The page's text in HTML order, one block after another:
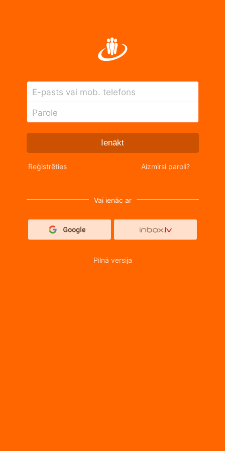
E-pasts vai mob. telefons
Parole
Ienākt
Reģistrēties Aizmirsi paroli?
Vai ienāc ar
Pilnā versija